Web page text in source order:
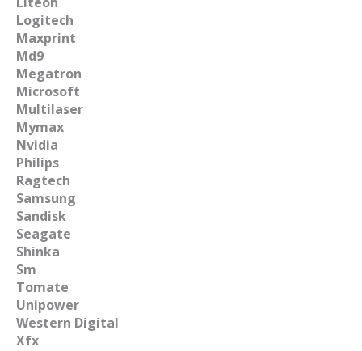
Logitech
Maxprint
Md9
Megatron
Microsoft
Multilaser
Mymax
Nvidia
Philips
Ragtech
Samsung
Sandisk
Seagate
Shinka
Sm
Tomate
Unipower
Western Digital
Xfx